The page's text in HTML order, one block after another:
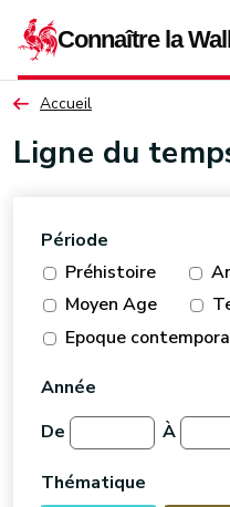
Accueil
Ligne du
Période
Préhistoire
Moyen Age
Epoque
Année
De
À
Thématique